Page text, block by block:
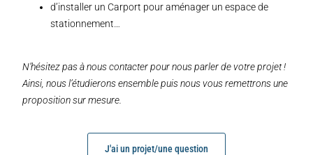
d’installer un Carport pour aménager un espace de
stationnement…
N’hésitez pas à nous contacter pour nous parler de votre projet !
Ainsi, nous l’étudierons ensemble puis nous vous remettrons une
proposition sur mesure.
J'ai un projet/une question